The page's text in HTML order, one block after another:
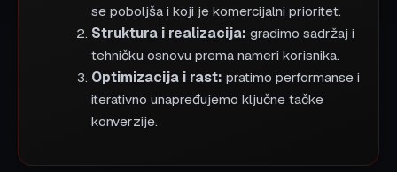
se poboljša i koji je komercijalni prioritet.
Struktura i realizacija: gradimo sadržaj i
tehničku osnovu prema nameri korisnika.
Optimizacija i rast: pratimo performanse i
iterativno unapređujemo ključne tačke
konverzije.